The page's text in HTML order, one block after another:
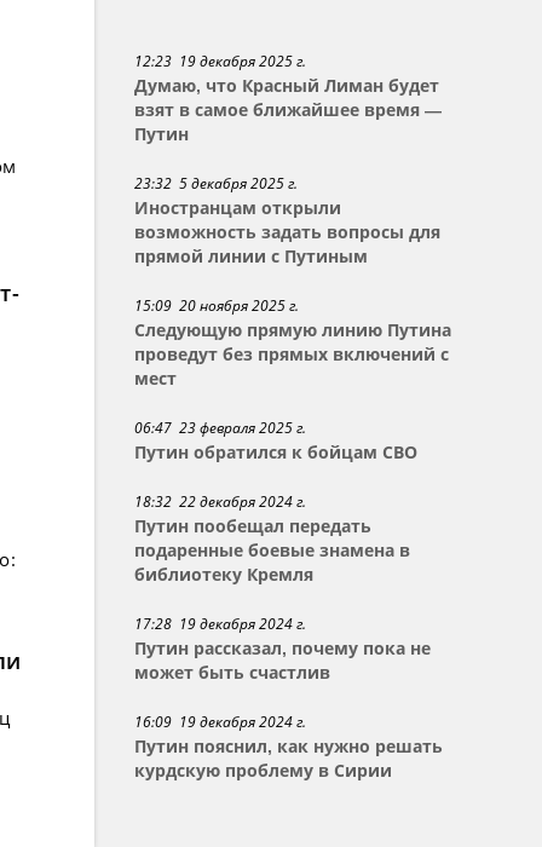
12:23 19 декабря 2025 г.
Думаю, что Красный Лиман будет
взят в самое ближайшее время —
Путин
23:32 5 декабря 2025 г.
Иностранцам открыли
возможность задать вопросы для
прямой линии с Путиным
15:09 20 ноября 2025 г.
Следующую прямую линию Путина
проведут без прямых включений с
мест
06:47 23 февраля 2025 г.
Путин обратился к бойцам СВО
18:32 22 декабря 2024 г.
Путин пообещал передать
подаренные боевые знамена в
библиотеку Кремля
17:28 19 декабря 2024 г.
Путин рассказал, почему пока не
может быть счастлив
16:09 19 декабря 2024 г.
Путин пояснил, как нужно решать
курдскую проблему в Сирии